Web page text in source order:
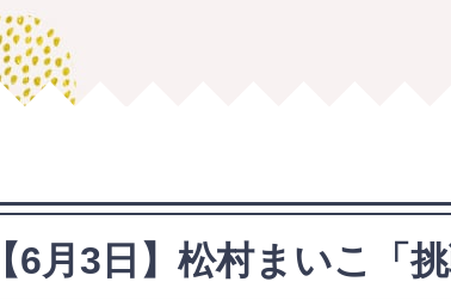
【6月3日】松村まいこ「